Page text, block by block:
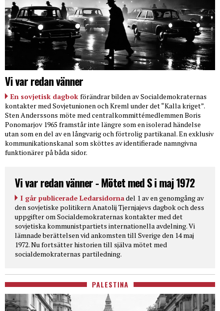
Vi var redan vänner
En sovjetisk dagbok förändrar bilden av Socialdemokraternas
kontakter med Sovjetunionen och Kreml under det “Kalla kriget”.
Sten Anderssons möte med centralkommittémedlemmen Boris
Ponomarjov 1965 framstår inte längre som en isolerad händelse
utan som en del av en långvarig och förtrolig partikanal. En exklusiv
kommunikationskanal som sköttes av identifierade namngivna
funktionärer på båda sidor.
Vi var redan vänner - Mötet med S i maj 1972
I går publicerade Ledarsidornadel 1 av en genomgång av
den sovjetiske politikern Anatolij Tjernjajevs dagbok och dess
uppgifter om Socialdemokraternas kontakter med det
sovjetiska kommunistpartiets internationella avdelning. Vi
lämnade berättelsen vid ankomsten till Sverige den 14 maj
1972. Nu fortsätter historien till själva mötet med
socialdemokraternas partiledning.
PALESTINA